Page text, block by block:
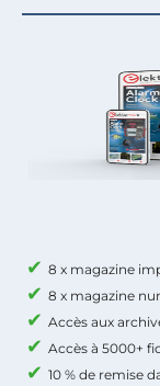
8 x magazine
8 x magazine
Accès aux
Accès à 5000+
10 % de remise